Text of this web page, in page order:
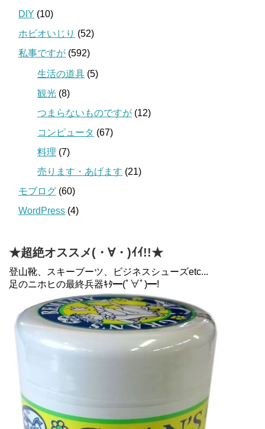
DIY (10)
ホビオいじり (52)
私事ですが (592)
生活の道具 (5)
観光 (8)
つまらないものですが (12)
コンピュータ (67)
料理 (7)
売ります・あげます (21)
モブログ (60)
WordPress (4)
★超絶オススメ(・∀・)ｲｲ!!★
登山靴、スキーブーツ、ビジネスシューズetc...
足のニホヒの最終兵器ｷﾀ━(ﾟ∀ﾟ)━!